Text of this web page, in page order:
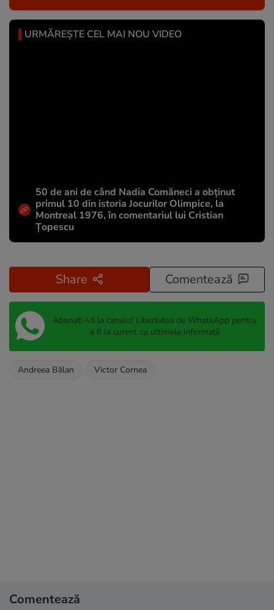
URMĂREȘTE CEL MAI NOU VIDEO
50 de ani de când Nadia Comăneci a obţinut
primul 10 din istoria Jocurilor Olimpice, la
Montreal 1976, în comentariul lui Cristian
Țopescu
Share Comentează
Abonați-vă la canalul Libertatea de WhatsApp pentru
a fi la curent cu ultimele informații
Andreea Bălan Victor Cornea
Comentează